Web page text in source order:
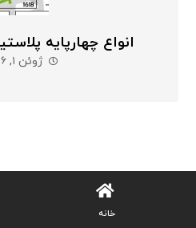
انواع چهارپایه
ژوئن ۱, ۲۰۲۶
خانه